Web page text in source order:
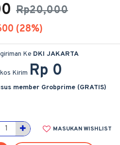
Rp20,000
(28%)
Ke DKI JAKARTA
Kirim Rp 0
member Grobprime (GRATIS)
MASUKAN WISHLIST